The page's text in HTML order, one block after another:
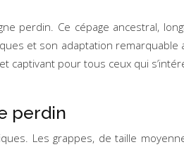
Ce cépage ancestral,
et son adaptation
pour tous ceux qui
perdin
Les grappes, de taille